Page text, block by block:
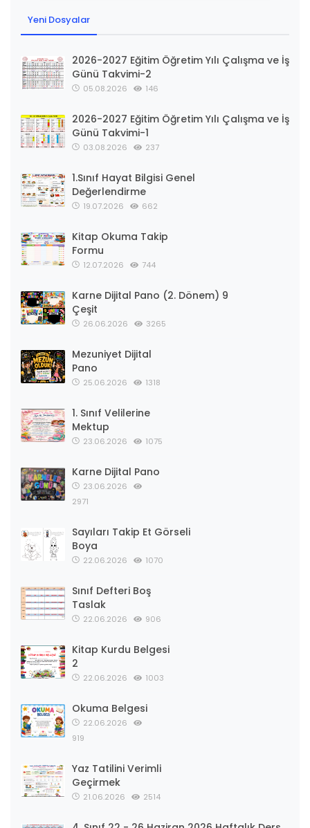
Yeni Dosyalar
2026-2027 Eğitim Öğretim Yılı Çalışma ve İş
Günü Takvimi-2
05.08.2026 146
2026-2027 Eğitim Öğretim Yılı Çalışma ve İş
Günü Takvimi-1
03.08.2026 237
1.Sınıf Hayat Bilgisi Genel
Değerlendirme
19.07.2026 662
Kitap Okuma Takip
Formu
12.07.2026 744
Karne Dijital Pano (2. Dönem) 9
Çeşit
26.06.2026 3265
Mezuniyet Dijital
Pano
25.06.2026 1318
1. Sınıf Velilerine
Mektup
23.06.2026 1075
Karne Dijital Pano
23.06.2026
2971
Sayıları Takip Et Görseli
Boya
22.06.2026 1070
Sınıf Defteri Boş
Taslak
22.06.2026 906
Kitap Kurdu Belgesi
2
22.06.2026 1003
Okuma Belgesi
22.06.2026
919
Yaz Tatilini Verimli
Geçirmek
21.06.2026 2514